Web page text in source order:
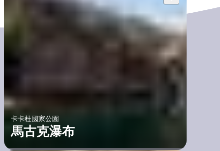
卡卡杜國家公園
馬古克瀑布